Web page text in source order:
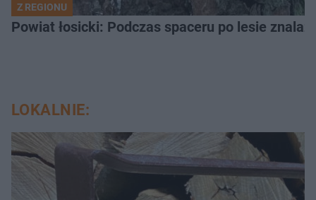
Z REGIONU
LOKALNIE: